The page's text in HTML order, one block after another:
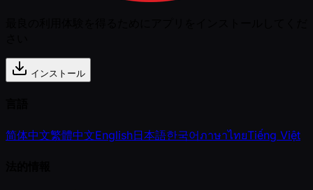
インストール
简体中文繁體中文English日本語한국어ภาษาไทยTiếng Việt